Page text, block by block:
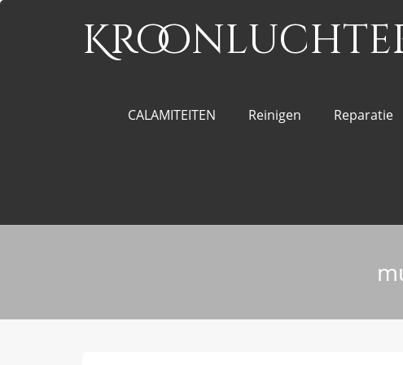
CALAMITEITEN Reinigen Reparatie